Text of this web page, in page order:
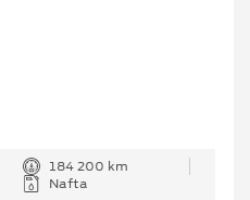
184 200 km
Nafta